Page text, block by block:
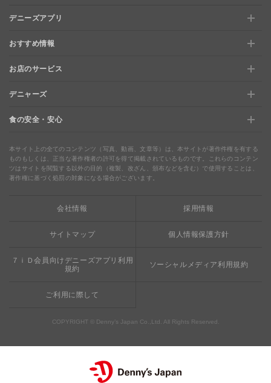
デニーズアプリ
新規登録、移行方法について
特典と交換できる！「デニーズポイント」
ステージアップでさらにお得！「ぷに」
最新情報をチェック
おすすめ情報
おすすめ情報
【店舗限定】ドキドキくじ
夏のデニーズめぐり
ウェルネス
完全メシ
お店のサービス
お店のサービス
地域の使える商品券＆子育て支援サービス
ブルーシーフード
ドリンクバー1杯お持ち帰り
デニャーズ
デニャーズ
わくわくファイル
デニャーズまんが
食の安全・安心
食の安全・安心
食の安全・安心への取り組み
本サイト上の全てのコンテンツ（写真、動画、文章等）は、本サイトが著作件権を有する
ものもしくは、正当な著作権者の許可を得て掲載されているものです。これらのコンテン
ツはサイトを閲覧する以外の目的（複製、改ざん、頒布などを含む）で使用することは、
著作権に基づく処罰の対象になる場合がございます。
会社情報 採用情報
サイトマップ 個人情報保護方針
７ｉＤ会員向けデニーズアプリ利用
規約
ソーシャルメディア利用規約
ご利用に際して
COPYRIGHT © Denny’s Japan Co.,Ltd. All Rights Reserved.